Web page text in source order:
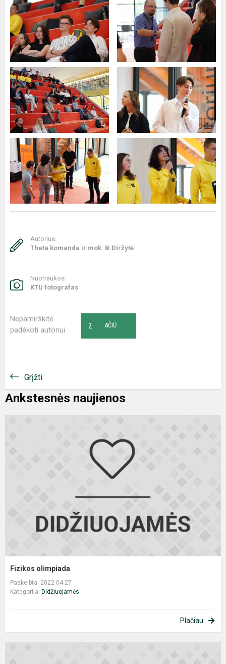
Autorius:
Theta komanda ir mok. B.Diržytė
Nuotraukos:
KTU fotografas
Nepamirškite
padėkoti autoriui
AČIŪ
2
Grįžti
Ankstesnės naujienos
Fizikos olimpiada
Paskelbta: 2022-04-27
Kategorija: Didžiuojamės
Plačiau